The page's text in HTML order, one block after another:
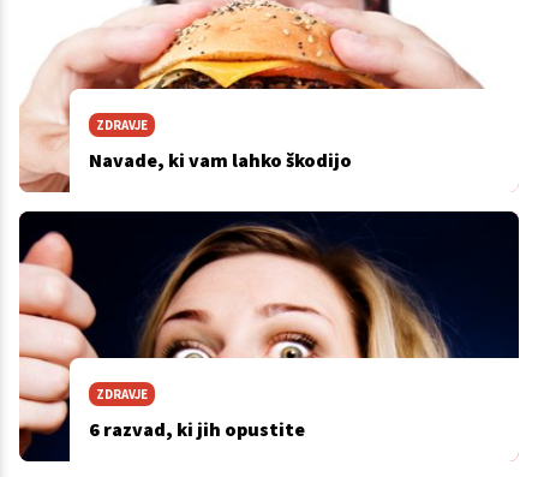
ZDRAVJE
Navade, ki vam lahko škodijo
ZDRAVJE
6 razvad, ki jih opustite